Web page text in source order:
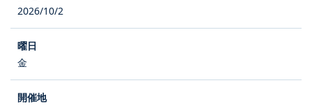
2026/10/2
金